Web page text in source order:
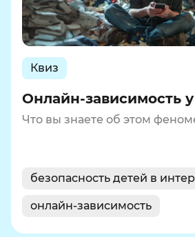
Квиз
Онлайн-зависимость
Что вы знаете об этом
безопасность детей в
онлайн-зависимость